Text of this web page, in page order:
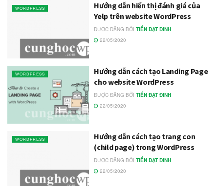
WORDPRESS
Hướng dẫn hiển thị đánh giá của
Yelp trên website WordPress
ĐƯỢC ĐĂNG BỞI TIẾN ĐẠT ĐINH
22/05/2020
WORDPRESS
Hướng dẫn cách tạo Landing Page
cho website WordPress
ĐƯỢC ĐĂNG BỞI TIẾN ĐẠT ĐINH
22/05/2020
WORDPRESS
Hướng dẫn cách tạo trang con
(child page) trong WordPress
ĐƯỢC ĐĂNG BỞI TIẾN ĐẠT ĐINH
22/05/2020